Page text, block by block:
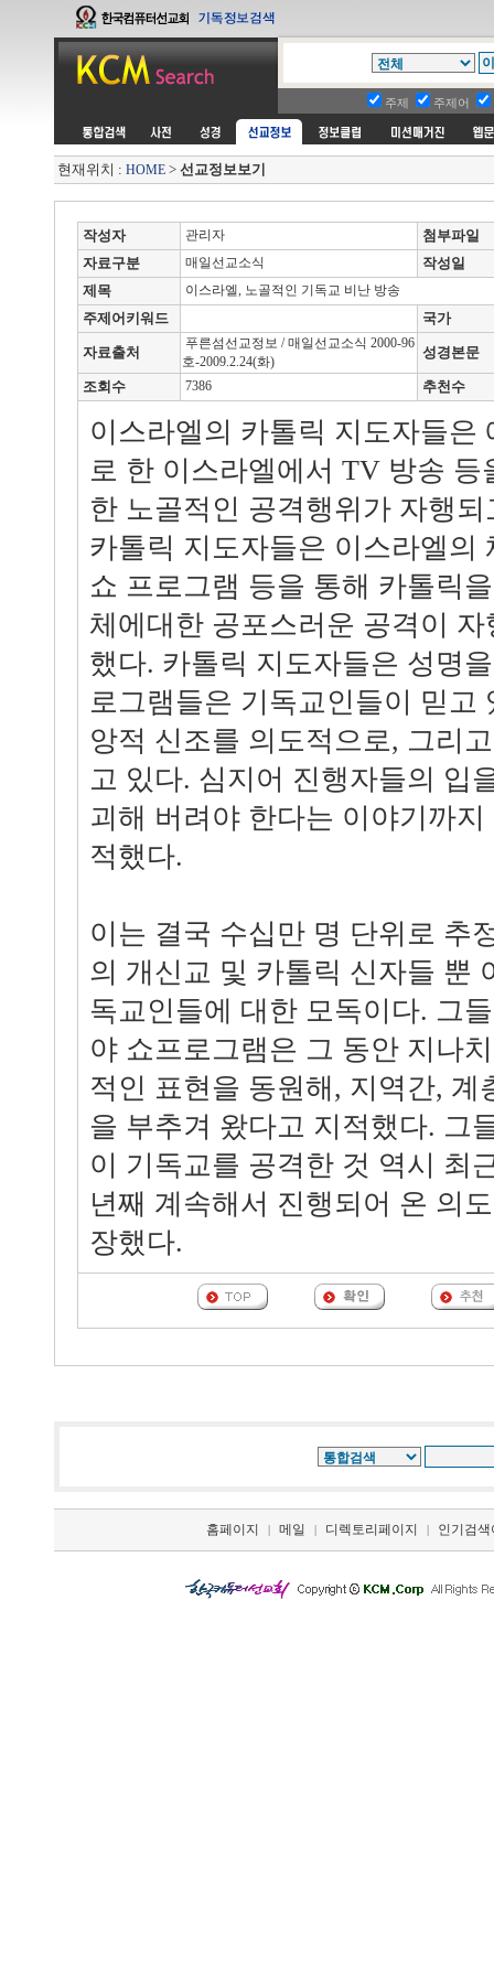
주제 주제어
현재위치 : HOME > 선교정보보기
작성자 관리자
첨부파일
자료구분
매일선교소식
작성일
제목
이스라엘, 노골적인 기독교 비난 방송
주제어키워드 국가
자료출처
푸른섬선교정보 / 매일선교소식 2000-96
호-2009.2.24(화)
성경본문
조회수 7386 추천수
이스라엘의 카톨릭 지도자들은
로 한 이스라엘에서 TV 방송 등
한 노골적인 공격행위가 자행
카톨릭 지도자들은 이스라엘의
쇼 프로그램 등을 통해 카톨릭
체에대한 공포스러운 공격이
했다. 카톨릭 지도자들은 성명
로그램들은 기독교인들이 믿고
앙적 신조를 의도적으로, 그리
고 있다. 심지어 진행자들의 입
괴해 버려야 한다는 이야기까
적했다.
이는 결국 수십만 명 단위로 추
의 개신교 및 카톨릭 신자들 뿐
독교인들에 대한 모독이다. 그
야 쇼프로그램은 그 동안 지나
적인 표현을 동원해, 지역간, 계
을 부추겨 왔다고 지적했다. 그
이 기독교를 공격한 것 역시 최
년째 계속해서 진행되어 온 의
장했다.
홈페이지 | 메일 | 디렉토리페이지 | 인기검색